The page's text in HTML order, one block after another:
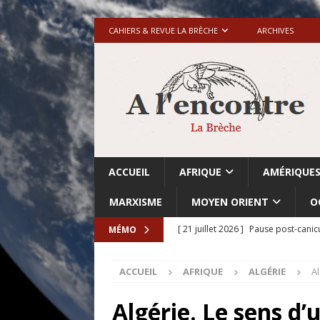
CAHIERS & REVUE LA BRÈCHE ARCHIVES
ACCUEIL AFRIQUE AMÉRIQUES
MARXISME MOYEN ORIENT
MÉMO [ 21 juillet 2026 ] Pause post-
[ 18 juillet 2026 ]
Israël-Palestine.
avant les élections du 27 octobre»
ACCUEIL AFRIQUE ALGÉRIE
Algérie. Le sens